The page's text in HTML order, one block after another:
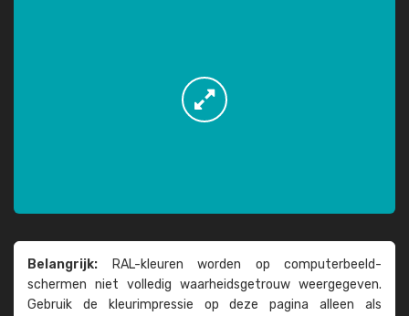
Belangrijk: RAL-kleuren worden op computer­beeld­
schermen niet volledig waarheids­­getrouw weer­gegeven.
Gebruik de kleur­impressie op deze pagina alleen als